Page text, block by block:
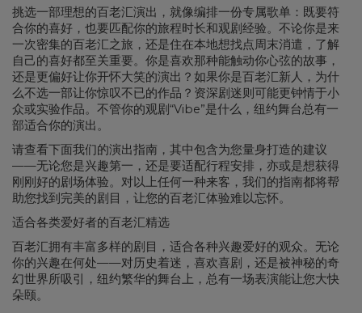
挑选一部理想的百老汇演出，就像编排一份专属歌单：既要符
合你的喜好，也要匹配你的旅程时长和观剧经验。不论你是来
一次密集的百老汇之旅，还是住在本地想找点周末消遣，了解
自己的喜好都至关重要。你是喜欢那种能触动你心弦的故事，
还是更偏好让你开怀大笑的演出？如果你是百老汇新人，为什
么不选一部让你惊叹不已的作品？资深剧迷则可能更钟情于小
众或实验作品。不管你的观剧“Vibe”是什么，纽约舞台总有一
部适合你的演出。
请查看下面我们的演出指南，其中包含为您量身打造的建议
——无论您是兴趣第一，还是要适配行程安排，亦或是想获得
刚刚好的剧场体验。对以上任何一种来客，我们的指南都将帮
助您找到完美的剧目，让您的百老汇体验难以忘怀。
适合各类爱好者的百老汇精选
百老汇拥有丰富多样的剧目，适合各种兴趣爱好的观众。无论
你的兴趣在何处——对历史着迷，喜欢喜剧，还是被神秘的奇
幻世界所吸引，纽约繁华的舞台上，总有一场表演能让您大快
朵颐。